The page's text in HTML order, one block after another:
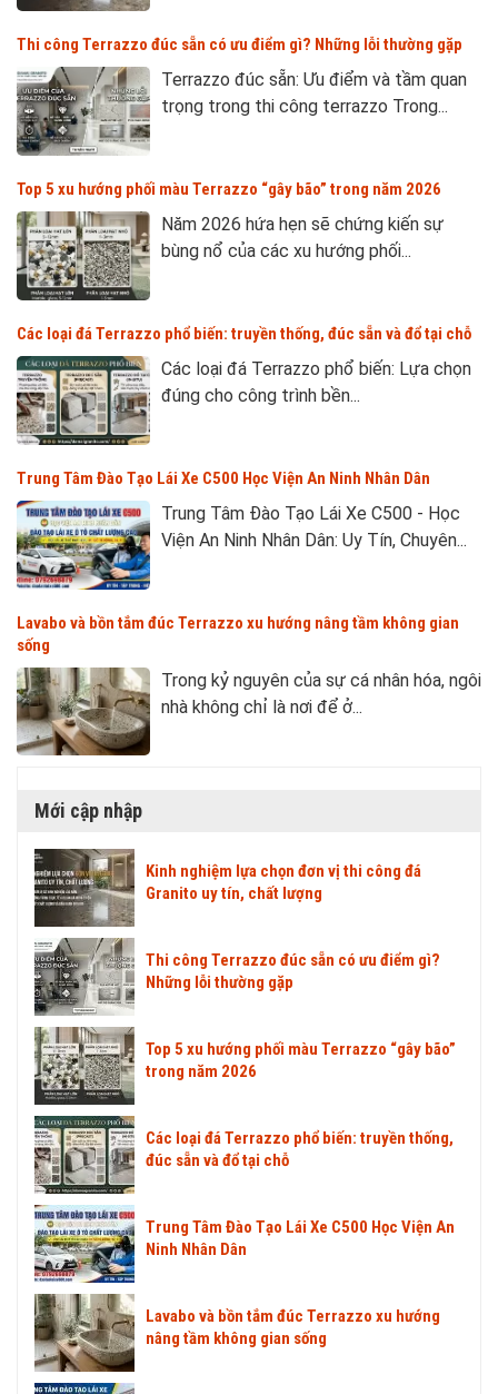
Thi công Terrazzo đúc sẵn có ưu điểm gì? Những lỗi thường gặp
Terrazzo đúc sẵn: Ưu điểm và tầm quan
trọng trong thi công terrazzo Trong...
Top 5 xu hướng phối màu Terrazzo “gây bão” trong năm 2026
Năm 2026 hứa hẹn sẽ chứng kiến sự
bùng nổ của các xu hướng phối...
Các loại đá Terrazzo phổ biến: truyền thống, đúc sẵn và đổ tại chỗ
Các loại đá Terrazzo phổ biến: Lựa chọn
đúng cho công trình bền...
Trung Tâm Đào Tạo Lái Xe C500 Học Viện An Ninh Nhân Dân
Trung Tâm Đào Tạo Lái Xe C500 - Học
Viện An Ninh Nhân Dân: Uy Tín, Chuyên...
Lavabo và bồn tắm đúc Terrazzo xu hướng nâng tầm không gian
sống
Trong kỷ nguyên của sự cá nhân hóa, ngôi
nhà không chỉ là nơi để ở...
Mới cập nhập
Kinh nghiệm lựa chọn đơn vị thi công đá
Granito uy tín, chất lượng
Thi công Terrazzo đúc sẵn có ưu điểm gì?
Những lỗi thường gặp
Top 5 xu hướng phối màu Terrazzo “gây bão”
trong năm 2026
Các loại đá Terrazzo phổ biến: truyền thống,
đúc sẵn và đổ tại chỗ
Trung Tâm Đào Tạo Lái Xe C500 Học Viện An
Ninh Nhân Dân
Lavabo và bồn tắm đúc Terrazzo xu hướng
nâng tầm không gian sống